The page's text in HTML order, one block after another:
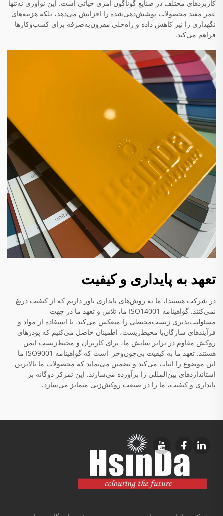
کاربردهای مختلف در صنایع گوناگون امری حیاتی است. این نوآوری نه‌تنها
عمر مفید محصولات پوشش‌دهی‌شده را افزایش می‌دهد، بلکه هزینه‌های
نگهداری را نیز کاهش داده و راه‌حلی مقرون‌به‌صرفه برای کسب‌وکارها
فراهم می‌کند.
تعهد به پایداری و کیفیت
در شرکت هسیندا، ما به روش‌های پایداری باور داریم که از کیفیت دریغ
نمی‌کنند. گواهینامه ISO14001 ما، تلاش و تعهد ما در جهت
مسئولیت‌پذیری زیست‌محیطی را منعکس می‌کند. با استفاده از مواد و
فرآیندهای سازگان‌با محیط‌زیست، اطمینان حاصل می‌کنیم که پودرهای
روکش مقاوم در برابر سایش ما، برای کاربران و محیط‌زیست ایمن
هستند. تعهد ما به کیفیت بی‌چون‌وچرا است که گواهینامه ISO9001 ما
این موضوع را اثبات می‌کند و تضمین می‌نماید که محصولات ما بالاترین
استانداردهای بین‌المللی را برآورده می‌سازند. این تمرکز دوگانه بر
پایداری و کیفیت، ما را در صنعت روکش‌زنی متمایز می‌سازد.